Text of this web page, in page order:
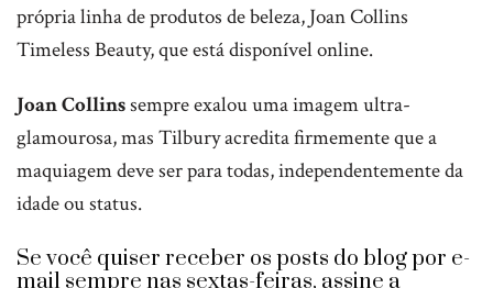
própria linha de produtos de beleza, Joan Collins
Timeless Beauty, que está disponível online.
Joan Collinssempre exalou uma imagem ultra-
glamourosa, mas Tilbury acredita firmemente que a
maquiagem deve ser para todas, independentemente da
idade ou status.
Se você quiser receber os posts do blog por e-
mail sempre nas sextas-feiras, assine a